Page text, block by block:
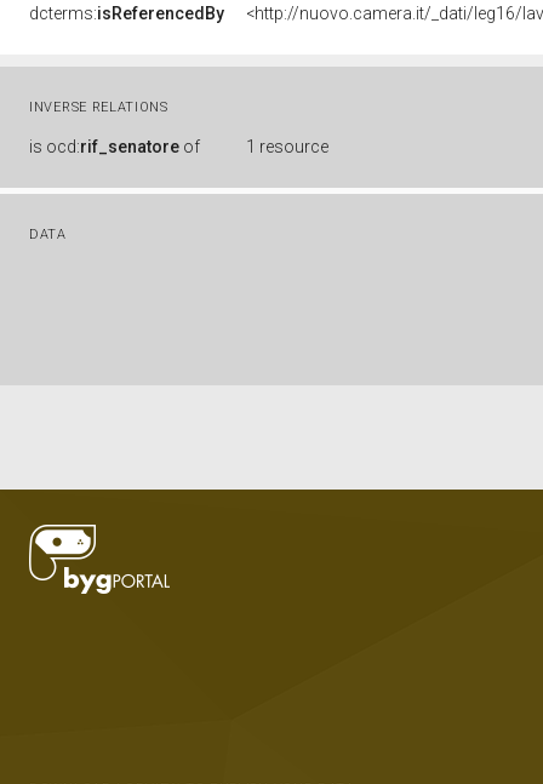
dcterms:isReferencedBy
INVERSE RELATIONS
is ocd:rif_senatore of 1 resource
DATA